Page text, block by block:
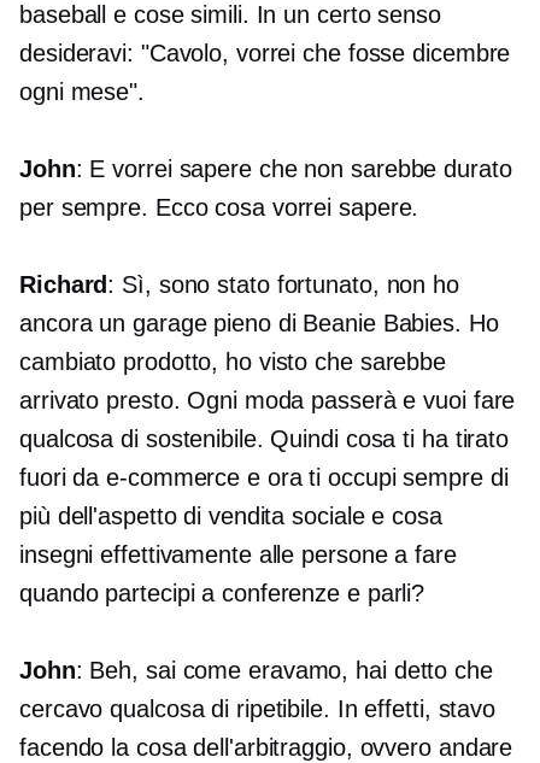
baseball e cose simili. In un certo senso
desideravi: "Cavolo, vorrei che fosse dicembre
ogni mese".
John: E vorrei sapere che non sarebbe durato
per sempre. Ecco cosa vorrei sapere.
Richard: Sì, sono stato fortunato, non ho
ancora un garage pieno di Beanie Babies. Ho
cambiato prodotto, ho visto che sarebbe
arrivato presto. Ogni moda passerà e vuoi fare
qualcosa di sostenibile. Quindi cosa ti ha tirato
fuori dae-commerce e ora ti occupi sempre di
più dell'aspetto di vendita sociale e cosa
insegni effettivamente alle persone a fare
quando partecipi a conferenze e parli?
John: Beh, sai come eravamo, hai detto che
cercavo qualcosa di ripetibile. In effetti, stavo
facendo la cosa dell'arbitraggio, ovvero andare